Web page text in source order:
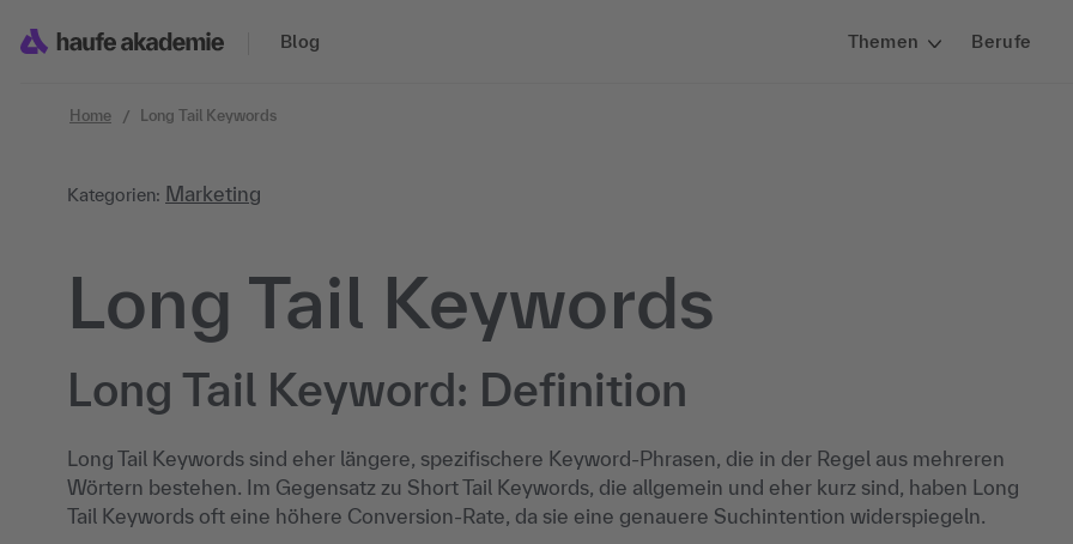
Blog
Themen Berufe
Home Long Tail Keywords
Kategorien: Marketing
Long Tail Keywords
Long Tail Keyword: Definition
Long Tail Keywords sind eher längere, spezifischere Keyword-Phrasen, die in der Regel aus mehreren
Wörtern bestehen. Im Gegensatz zu Short Tail Keywords, die allgemein und eher kurz sind, haben Long
Tail Keywords oft eine höhere Conversion-Rate, da sie eine genauere Suchintention widerspiegeln.